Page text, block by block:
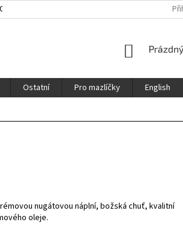
CERTIFIKÁTY / CERTFICATES
Ostatní Pro mazlíčky
English
nugátovou náplní, božská chuť, kvalitní
oleje.